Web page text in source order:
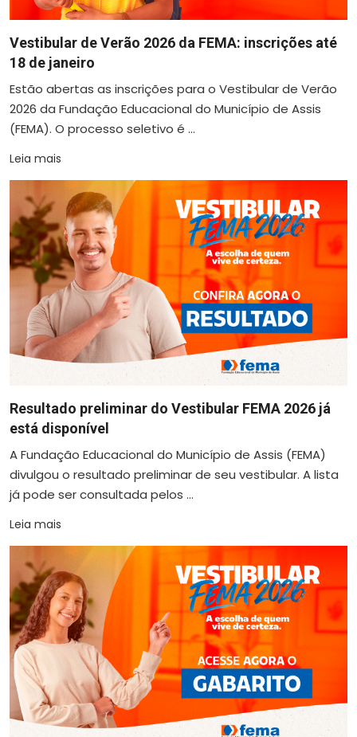
Vestibular de Verão 2026 da FEMA: inscrições até
18 de janeiro
Estão abertas as inscrições para o Vestibular de Verão
2026 da Fundação Educacional do Município de Assis
(FEMA). O processo seletivo é ...
Leia mais
Resultado preliminar do Vestibular FEMA 2026 já
está disponível
A Fundação Educacional do Município de Assis (FEMA)
divulgou o resultado preliminar de seu vestibular. A lista
já pode ser consultada pelos ...
Leia mais